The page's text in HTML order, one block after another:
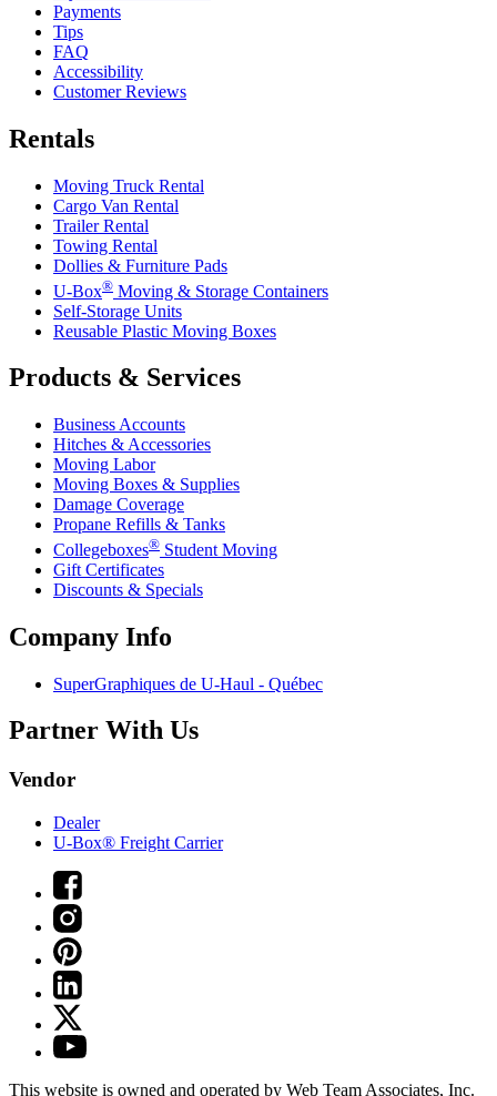
Payments
Tips
FAQ
Accessibility
Customer Reviews
Rentals
Moving Truck Rental
Cargo Van Rental
Trailer Rental
Towing Rental
Dollies & Furniture Pads
U-Box® Moving & Storage Containers
Self-Storage Units
Reusable Plastic Moving Boxes
Products & Services
Business Accounts
Hitches & Accessories
Moving Labor
Moving Boxes & Supplies
Damage Coverage
Propane Refills & Tanks
Collegeboxes® Student Moving
Gift Certificates
Discounts & Specials
Company Info
SuperGraphiques de U-Haul - Québec
Partner With Us
Vendor
Dealer
U-Box® Freight Carrier
This website is owned and operated by Web Team Associates, Inc.